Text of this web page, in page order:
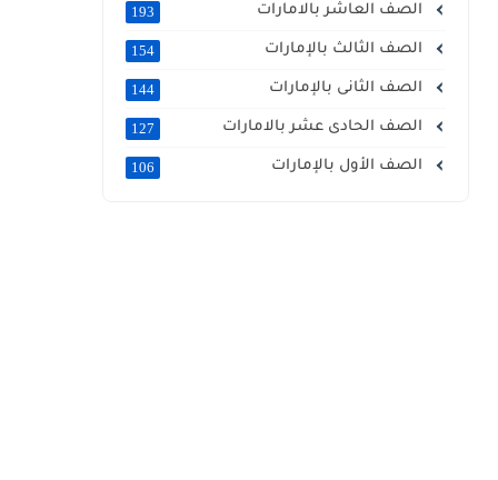
الصف العاشر بالامارات 193
الصف الثالث بالإمارات 154
الصف الثانى بالإمارات 144
الصف الحادى عشر بالامارات 127
الصف الأول بالإمارات 106